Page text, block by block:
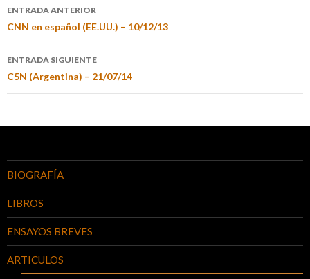
ENTRADA ANTERIOR
CNN en español (EE.UU.) – 10/12/13
ENTRADA SIGUIENTE
C5N (Argentina) – 21/07/14
BIOGRAFÍA
LIBROS
ENSAYOS BREVES
ARTICULOS